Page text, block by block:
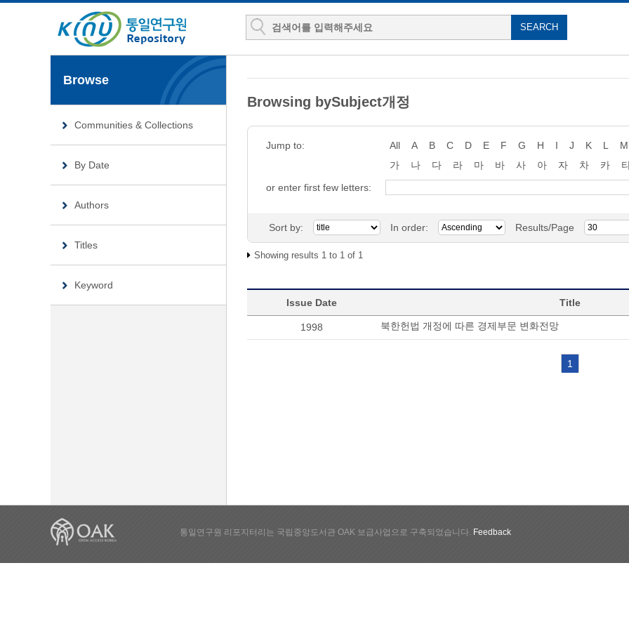
Browse
Communities & Collections
By Date
Authors
Titles
Keyword
Browsing bySubject개정
Jump to: All A B C D E F G H I J K L M
가
나 다 라 마 바 사 아 자 차 카
or enter first few letters:
Sort by: In order: Results/Page
Showing results 1 to 1 of 1
Issue Date Title
1998 북한헌법 개정에 따른 경제부문 변화전망
1
통일연구원 리포지터리는 국립중앙도서관 OAK 보급사업으로 구축되었습니다. Feedback